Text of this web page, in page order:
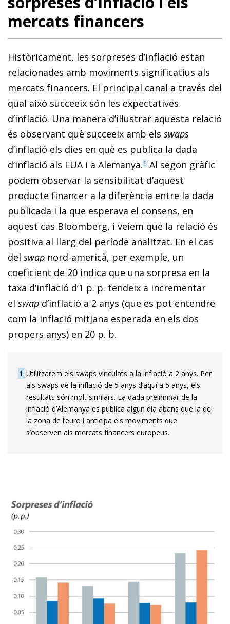
mercats financers
Històricament, les sorpreses d’inflació estan
relacionades amb moviments significatius als
mercats financers. El principal canal a través del
qual això succeeix són les expectatives
d’inflació. Una manera d’il·lustrar aquesta re­­lació
és observant què succeeix amb els swaps
d’inflació els dies en què es publica la dada
d’inflació als EUA i a Alemanya.1 Al segon gràfic
podem observar la sensibilitat d’aquest
producte financer a la diferència entre la dada
publicada i la que esperava el consens, en
aquest cas Bloomberg, i veiem que la relació és
positiva al llarg del període analitzat. En el cas
del swap nord-americà, per exemple, un
coeficient de 20 indica que una sorpresa en la
taxa d’inflació d’1 p. p. tendeix a incrementar
el swap d’in­­fla­­ció a 2 anys (que es pot entendre
com la inflació mitjana esperada en els dos
propers anys) en 20 p. b.
1 Utilitzarem els swaps vinculats a la inflació a 2 anys. Per
als swaps de la inflació de 5 anys d’aquí a 5 anys, els
resultats són molt similars. La dada preliminar de la
inflació d’Alemanya es publica algun dia abans que la de
la zona de l’euro i anticipa els moviments que
s’observen als mercats fi­­nancers europeus.